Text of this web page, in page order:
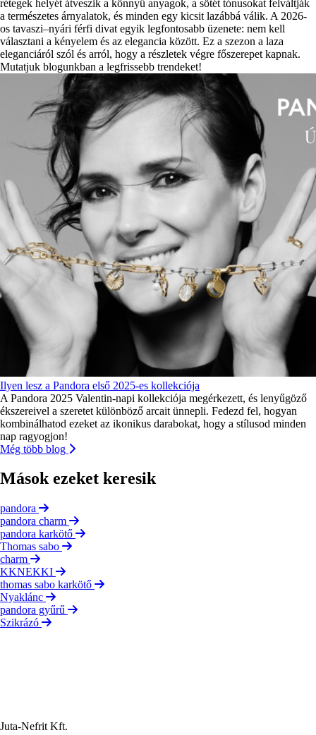
rétegek helyét átveszik a könnyű anyagok, a sötét tónusokat felváltják
a természetes árnyalatok, és minden egy kicsit lazábbá válik. A 2026-
os tavaszi–nyári férfi divat egyik legfontosabb üzenete: nem kell
választani a kényelem és az elegancia között. Ez a szezon a laza
eleganciáról szól és arról, hogy a részletek végre főszerepet kapnak.
Mutatjuk blogunkban a legfrissebb trendeket!
Ilyen lesz a Pandora első 2025-es kollekciója
A Pandora 2025 Valentin-napi kollekciója megérkezett, és lenyűgöző
ékszereivel a szeretet különböző arcait ünnepli. Fedezd fel, hogyan
kombinálhatod ezeket az ikonikus darabokat, hogy a stílusod minden
nap ragyogjon!
Még több blog
Mások ezeket keresik
pandora
pandora charm
pandora karkötő
Thomas sabo
charm
KKNEKKI
thomas sabo karkötő
Nyaklánc
pandora gyűrű
Szikrázó
Juta-Nefrit Kft.